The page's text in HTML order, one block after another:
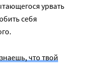
урвать
себя
что твой